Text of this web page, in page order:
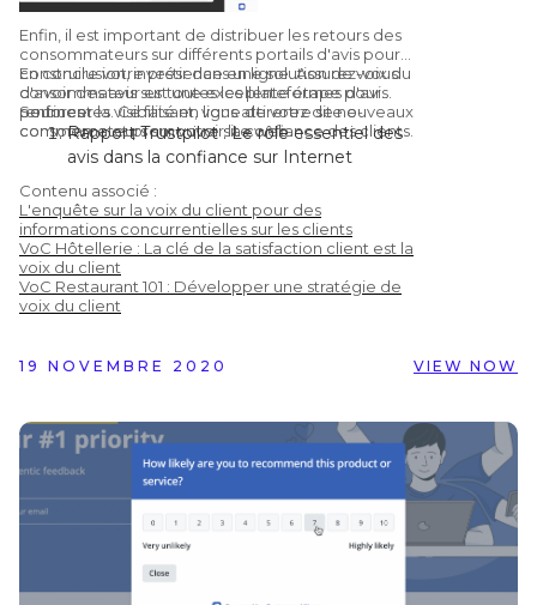
Enfin, il est important de distribuer les retours des
consommateurs sur différents portails d'avis pour
construire votre présence en ligne. Assurez-vous
d'avoir des avis sur toutes les plateformes d'avis
pertinentes. Ce faisant, vous attirerez de nouveaux
consommateurs sur votre site web.
En conclusion, investir dans une solution de voix du
consommateur est une excellente étape pour
renforcer la visibilité en ligne de votre site e-
commerce et promouvoir la confiance des clients.
Sources :
Rapport Trustpilot : Le rôle essentiel des
avis dans la confiance sur Internet
Learning Hub : 51 statistiques sur les avis
clients qui vous feront repenser leur
utilisation
Chatmeter : Google confirme que
répondre aux avis améliore votre
référencement local
ligne
Contenu associé :
L'enquête sur la voix du client pour des
informations concurrentielles sur les clients
VoC Hôtellerie : La clé de la satisfaction client est la
voix du client
VoC Restaurant 101 : Développer une stratégie de
voix du client
19 NOVEMBRE 2020 VIEW NOW